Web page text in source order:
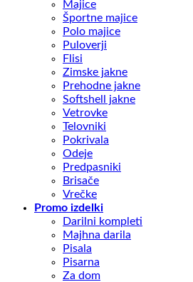
Majice
Športne majice
Polo majice
Puloverji
Flisi
Zimske jakne
Prehodne jakne
Softshell jakne
Vetrovke
Telovniki
Pokrivala
Odeje
Predpasniki
Brisače
Vrečke
Promo izdelki
Darilni kompleti
Majhna darila
Pisala
Pisarna
Za dom